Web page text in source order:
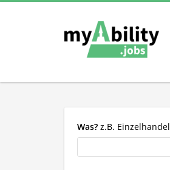
Was? z.B.